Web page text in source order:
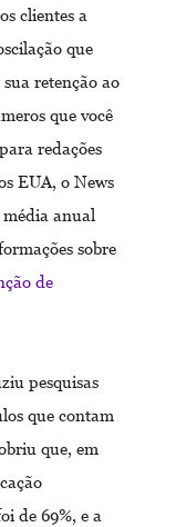
clientes a
que
retenção ao
que você
redações
EUA, o News
anual
sobre
de
pesquisas
que contam
que, em
de 69%, e a